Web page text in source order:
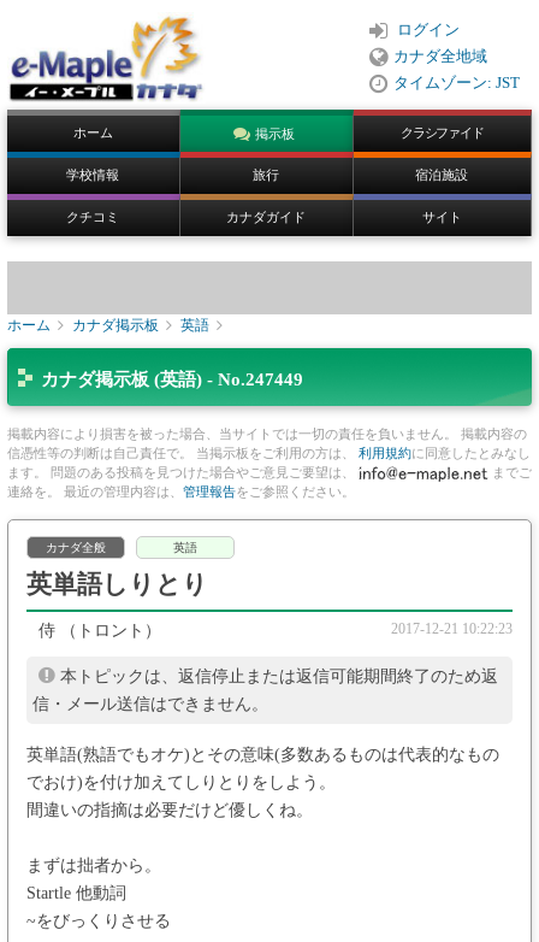
ログイン
カナダ全地域
タイムゾーン: JST
ホーム 掲示板 クラシファイド
学校情報 旅行 宿泊施設
クチコミ カナダガイド サイト
ホーム カナダ掲示板 英語
カナダ掲示板 (英語) - No.247449
掲載内容により損害を被った場合、当サイトでは一切の責任を負いません。 掲載内容の
信憑性等の判断は自己責任で。 当掲示板をご利用の方は、 利用規約に同意したとみなし
ます。 問題のある投稿を見つけた場合やご意見ご要望は、
までご
連絡を。 最近の管理内容は、 管理報告をご参照ください。
カナダ全般 英語
英単語しりとり
侍 （トロント） 2017-12-21 10:22:23
本トピックは、返信停止または返信可能期間終了のため返
信・メール送信はできません。
英単語(熟語でもオケ)とその意味(多数あるものは代表的なもの
でおけ)を付け加えてしりとりをしよう。
間違いの指摘は必要だけど優しくね。
まずは拙者から。
Startle 他動詞
~をびっくりさせる